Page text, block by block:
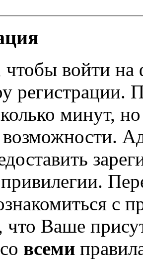
чтобы войти
регистрации.
минут,
с
Ваше
всеми